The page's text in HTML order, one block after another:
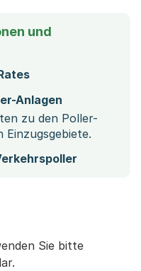
und
Anlagen
zu den Poller-
Einzugsgebiete.
Sie bitte